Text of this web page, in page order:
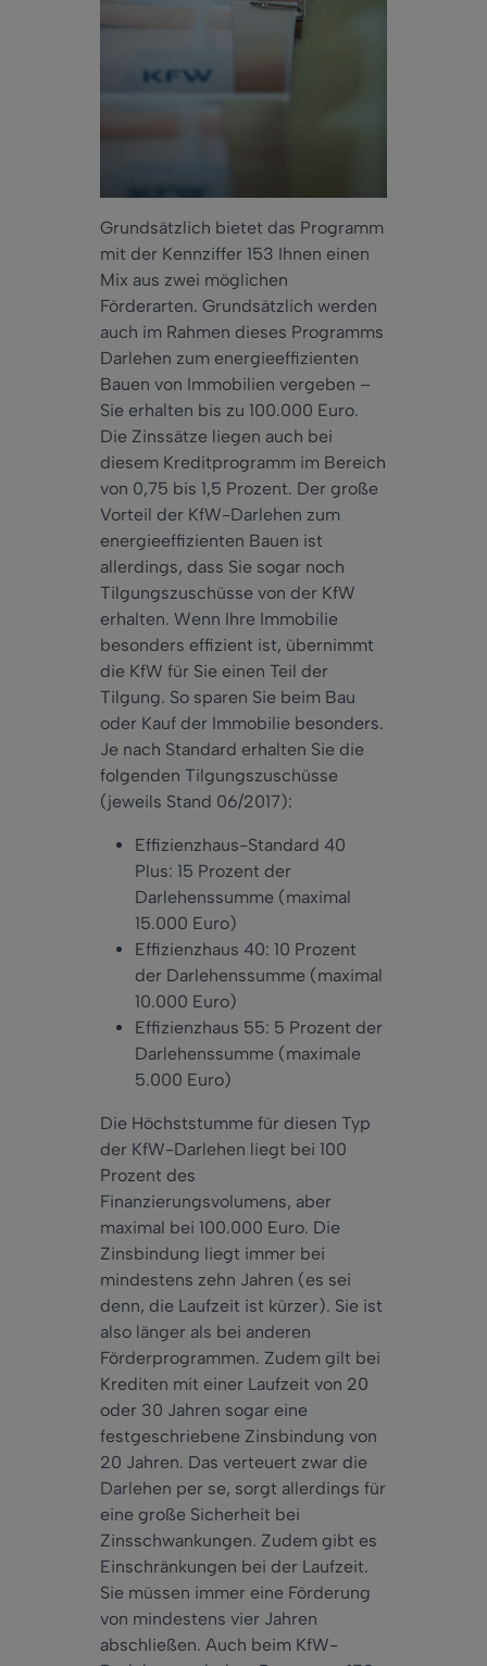
Grundsätzlich bietet das Programm
mit der Kennziffer 153 Ihnen einen
Mix aus zwei möglichen
Förderarten. Grundsätzlich werden
auch im Rahmen dieses Programms
Darlehen zum energieeffizienten
Bauen von Immobilien vergeben –
Sie erhalten bis zu 100.000 Euro.
Die Zinssätze liegen auch bei
diesem Kreditprogramm im Bereich
von 0,75 bis 1,5 Prozent. Der große
Vorteil der KfW-Darlehen zum
energieeffizienten Bauen ist
allerdings, dass Sie sogar noch
Tilgungszuschüsse von der KfW
erhalten. Wenn Ihre Immobilie
besonders effizient ist, übernimmt
die KfW für Sie einen Teil der
Tilgung. So sparen Sie beim Bau
oder Kauf der Immobilie besonders.
Je nach Standard erhalten Sie die
folgenden Tilgungszuschüsse
(jeweils Stand 06/2017):
Effizienzhaus-Standard 40
Plus: 15 Prozent der
Darlehenssumme (maximal
15.000 Euro)
Effizienzhaus 40: 10 Prozent
der Darlehenssumme (maximal
10.000 Euro)
Effizienzhaus 55: 5 Prozent der
Darlehenssumme (maximale
5.000 Euro)
Die Höchststumme für diesen Typ
der KfW-Darlehen liegt bei 100
Prozent des
Finanzierungsvolumens, aber
maximal bei 100.000 Euro. Die
Zinsbindung liegt immer bei
mindestens zehn Jahren (es sei
denn, die Laufzeit ist kürzer). Sie ist
also länger als bei anderen
Förderprogrammen. Zudem gilt bei
Krediten mit einer Laufzeit von 20
oder 30 Jahren sogar eine
festgeschriebene Zinsbindung von
20 Jahren. Das verteuert zwar die
Darlehen per se, sorgt allerdings für
eine große Sicherheit bei
Zinsschwankungen. Zudem gibt es
Einschränkungen bei der Laufzeit.
Sie müssen immer eine Förderung
von mindestens vier Jahren
abschließen. Auch beim KfW-